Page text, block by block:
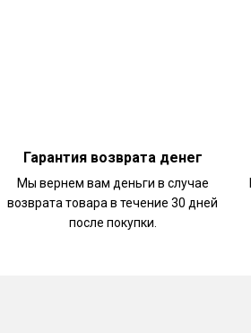
Гарантия возврата денег
Мы вернем вам деньги в случае
возврата товара в течение 30 дней
после покупки.